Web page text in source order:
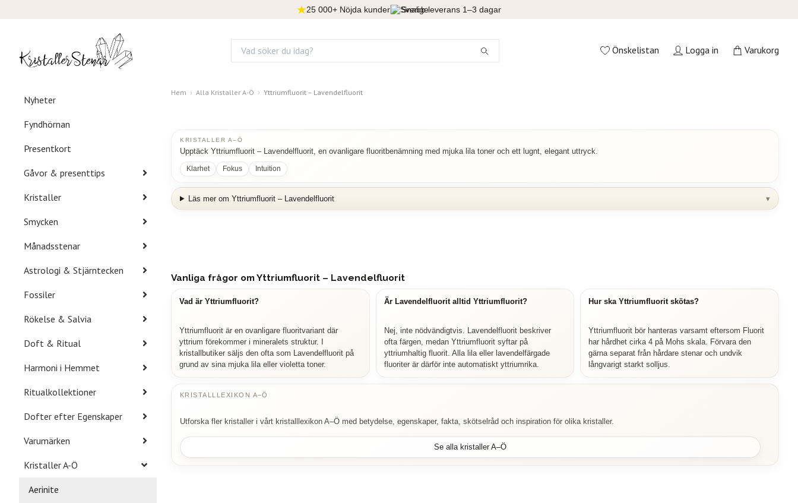
25 000+ Nöjda kunder Snabb leverans 1–3 dagar
Önskelistan Logga in Varukorg
Nyheter
Fyndhörnan
Presentkort
Gåvor & presenttips
Kristaller
Smycken
Månadsstenar
Astrologi & Stjärntecken
Fossiler
Rökelse & Salvia
Doft & Ritual
Harmoni i Hemmet
Ritualkollektioner
Dofter efter Egenskaper
Varumärken
Kristaller A-Ö
Aerinite
Hem Alla Kristaller A-Ö Yttriumfluorit – Lavendelfluorit
KRISTALLER A–Ö
Upptäck Yttriumfluorit – Lavendelfluorit, en ovanligare fluoritbenämning med mjuka lila toner och ett lugnt, elegant uttryck.
Klarhet Fokus Intuition
Läs mer om Yttriumfluorit – Lavendelfluorit
Vanliga frågor om Yttriumfluorit – Lavendelfluorit
Vad är Yttriumfluorit?
Yttriumfluorit är en ovanligare fluoritvariant där
yttrium förekommer i mineralets struktur. I
kristallbutiker säljs den ofta som Lavendelfluorit på
grund av sina mjuka lila eller violetta toner.
Är Lavendelfluorit alltid Yttriumfluorit?
Nej, inte nödvändigtvis. Lavendelfluorit beskriver
ofta färgen, medan Yttriumfluorit syftar på
yttriumhaltig fluorit. Alla lila eller lavendelfärgade
fluoriter är därför inte automatiskt yttriumrika.
Hur ska Yttriumfluorit skötas?
Yttriumfluorit bör hanteras varsamt eftersom Fluorit
har hårdhet cirka 4 på Mohs skala. Förvara den
gärna separat från hårdare stenar och undvik
långvarigt starkt solljus.
KRISTALLLEXIKON A–Ö
Utforska fler kristaller i vårt kristalllexikon A–Ö med betydelse, egenskaper, fakta, skötselråd och inspiration för olika kristaller.
Se alla kristaller A–Ö